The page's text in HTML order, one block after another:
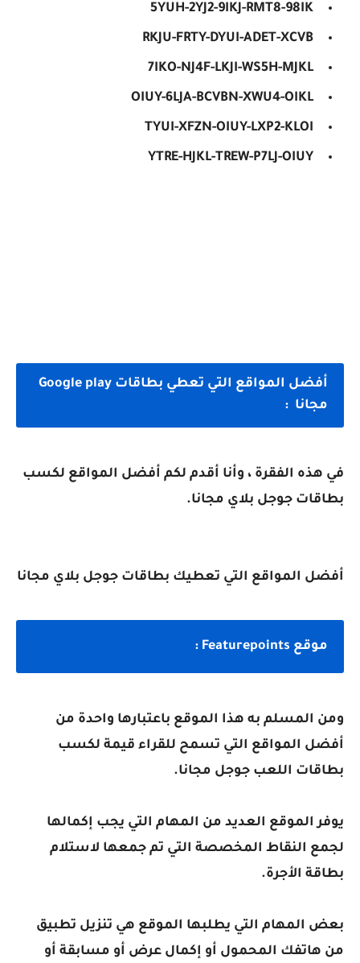
5YUH-2YJ2-9IKJ-RMT8-98IK
RKJU-FRTY-DYUI-ADET-XCVB
7IKO-NJ4F-LKJI-WS5H-MJKL
OIUY-6LJA-BCVBN-XWU4-OIKL
TYUI-XFZN-OIUY-LXP2-KLOI
YTRE-HJKL-TREW-P7LJ-OIUY
أفضل المواقع التي تعطي بطاقات Google play
مجانا :
في هذه الفقرة ، وأنا أقدم لكم أفضل المواقع لكسب
بطاقات جوجل بلاي مجانا.
أفضل المواقع التي تعطيك بطاقات جوجل بلاي مجانا
موقع Featurepoints :
ومن المسلم به هذا الموقع باعتبارها واحدة من
أفضل المواقع التي تسمح للقراء قيمة لكسب
بطاقات اللعب جوجل مجانا.
يوفر الموقع العديد من المهام التي يجب إكمالها
لجمع النقاط المخصصة التي تم جمعها لاستلام
بطاقة الأجرة.
بعض المهام التي يطلبها الموقع هي تنزيل تطبيق
من هاتفك المحمول أو إكمال عرض أو مسابقة أو